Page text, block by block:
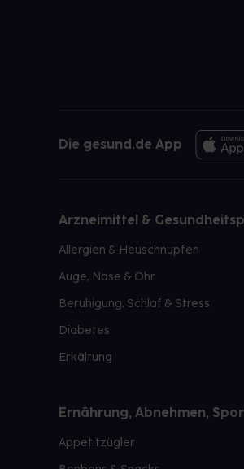
Die gesund.de App
Arzneimittel &
Allergien & Heuschnupfen
Auge, Nase & Ohr
Beruhigung, Schlaf & Stress
Diabetes
Erkältung
Ernährung, Abnehmen,
Appetitzügler